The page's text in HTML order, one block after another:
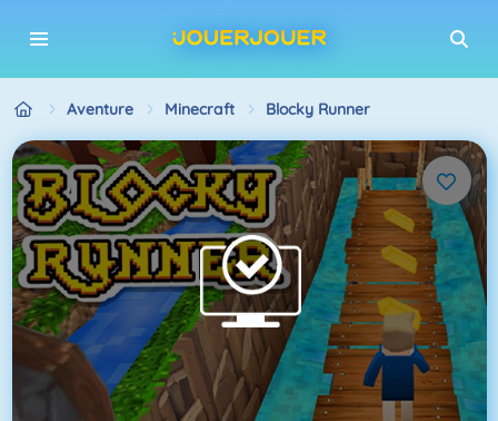
Aventure Minecraft Blocky Runner